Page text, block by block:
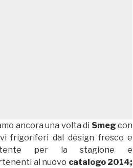
ancora una volta di Smeg con
frigoriferi dal design fresco e
per la stagione e
al nuovo catalogo 2014;